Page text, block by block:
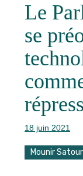
Le
se
18 juin 2021
Mounir